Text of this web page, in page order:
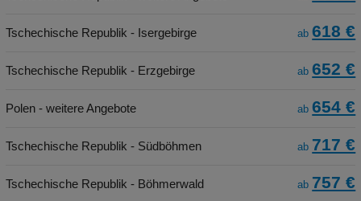
Tschechische Republik - Isergebirge ab 618 €
Tschechische Republik - Erzgebirge ab 652 €
Polen - weitere Angebote ab 654 €
Tschechische Republik - Südböhmen ab 717 €
Tschechische Republik - Böhmerwald ab 757 €